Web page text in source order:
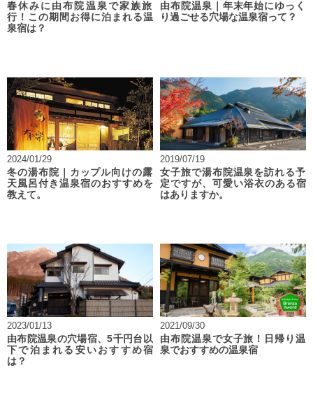
春休みに由布院温泉で家族旅
行！この期間お得に泊まれる温
泉宿は？
由布院温泉｜年末年始にゆっく
り過ごせる穴場な温泉宿って？
2024/01/29
冬の湯布院｜カップル向けの露
天風呂付き温泉宿のおすすめを
教えて。
2019/07/19
女子旅で湯布院温泉を訪れる予
定ですが、可愛い浴衣のある宿
はありますか。
2023/01/13
由布院温泉の穴場宿、5千円台以
下で泊まれる安いおすすめ宿
は？
2021/09/30
由布院温泉で女子旅！日帰り温
泉でおすすめの温泉宿